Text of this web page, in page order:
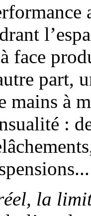
face
part,
mains à
:
la